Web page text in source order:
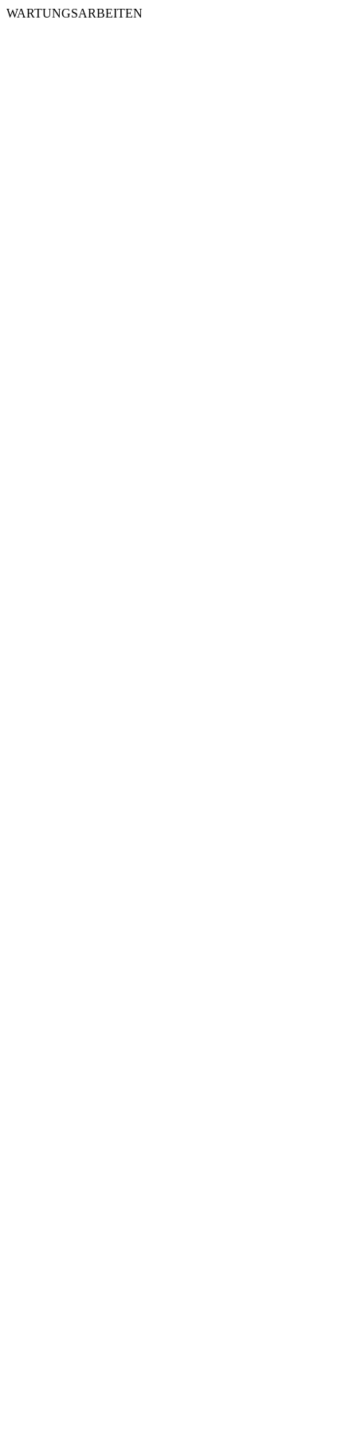
WARTUNGSARBEITEN